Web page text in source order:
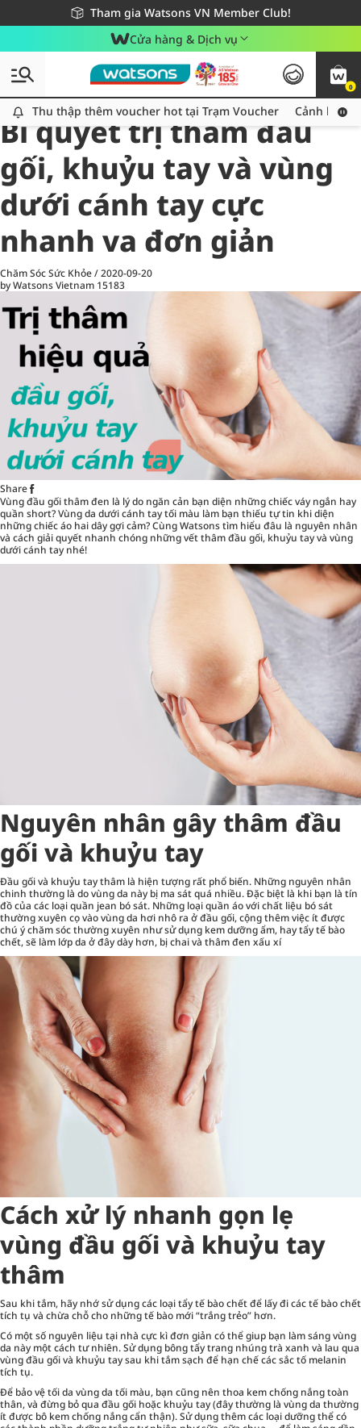
Tham gia Watsons VN Member Club!
Miễn phí giao hàng cho đơn hàng từ 249,000Đ
Giao hàng nhanh 24h - Áp dụng khu vực TP. Hồ Chí Minh
Cửa hàng & Dịch vụ
0
Thu thập thêm voucher hot tại Trạm Voucher
Thu thập thêm voucher hot tại Trạm Voucher Cảnh báo
All
Chăm Sóc Cá Nhân
Bí quyết trị thâm đầu
gối, khuỷu tay và vùng
dưới cánh tay cực
nhanh va đơn giản
Chăm Sóc Sức Khỏe/2020-09-20
by Watsons Vietnam 15183
Share
Vùng đầu gối thâm đen là lý do ngăn cản bạn diện những chiếc váy ngắn hay
quần short? Vùng da dưới cánh tay tối màu làm bạn thiếu tự tin khi diện
những chiếc áo hai dây gợi cảm? Cùng Watsons tìm hiểu đâu là nguyên nhân
và cách giải quyết nhanh chóng những vết thâm đầu gối, khuỷu tay và vùng
dưới cánh tay nhé!
Nguyên nhân gây thâm đầu
gối và khuỷu tay
Đầu gối và khuỷu tay thâm là hiện tượng rất phổ biến. Những nguyên nhân
chinh thường là do vùng da này bị ma sát quá nhiều. Đặc biệt là khi bạn là tín
đồ của các loại quần jean bó sát. Những loại quần áo với chất liệu bó sát
thường xuyên cọ vào vùng da hơi nhô ra ở đầu gối, cộng thêm việc ít được
chú ý chăm sóc thường xuyên như sử dụng kem dưỡng ẩm, hay tẩy tế bào
chết, sẽ làm lớp da ở đây dày hơn, bị chai và thâm đen xấu xí
Cách xử lý nhanh gọn lẹ
vùng đầu gối và khuỷu tay
thâm
Sau khi tắm, hãy nhớ sử dụng các loại tẩy tế bào chết để lấy đi các tế bào chết
tích tụ và chừa chỗ cho những tế bào mới “trắng trẻo” hơn.
Có một số nguyên liệu tại nhà cực kì đơn giản có thể giup bạn làm sáng vùng
da này một cách tư nhiên. Sử dụng bông tẩy trang nhúng trà xanh và lau qua
vùng đầu gối và khuỷu tay sau khi tắm sạch để hạn chế các sắc tố melanin
tích tụ.
Để bảo vệ tối da vùng da tối màu, bạn cũng nên thoa kem chống nắng toàn
thân, và đừng bỏ qua đầu gối hoặc khuỷu tay (đây thường là vùng da thường
ít được bô kem chống nắng cẩn thận). Sử dụng thêm các loại dưỡng thể có